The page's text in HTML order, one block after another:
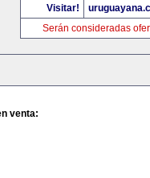
Visitar!
Serán consideradas
venta: